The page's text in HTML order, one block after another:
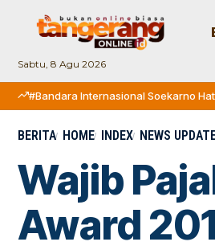
Sabtu, 8 Agu 2026
#Bandara Internasional Soekarno
BERITA HOME INDEX NEWS
Wajib
Award